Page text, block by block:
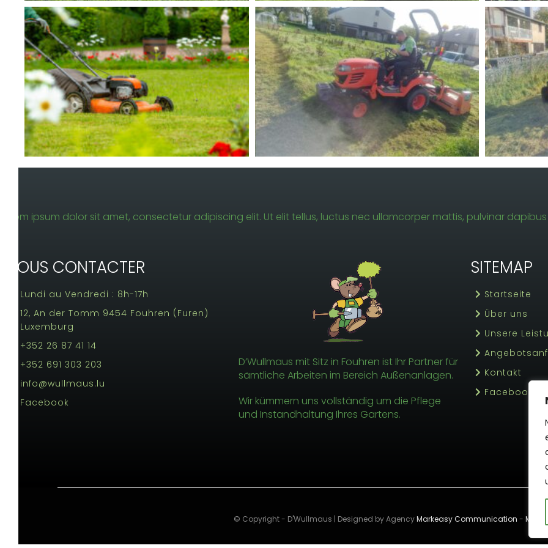
Lorem ipsum dolor sit amet, consectetur adipiscing elit. Ut elit tellus, luctus nec ullamcorper mattis, pulvinar
NOUS CONTACTER
Lundi au Vendredi : 8h-17h
12, An der Tomm 9454 Fouhren (Furen)
Luxemburg
+352 26 87 41 14
+352 691 303 203
info@wullmaus.lu
Facebook
D’Wullmaus mit Sitz in Fouhren ist Ihr Partner für
sämtliche Arbeiten im Bereich Außenanlagen.
Wir kümmern uns vollständig um die Pflege
und Instandhaltung Ihres Gartens.
SITEMAP
Startseite
Über uns
Unsere
Kontakt
Facebook
© Copyright - D'Wullmaus | Designed by AgencyMarkeasy Communication -